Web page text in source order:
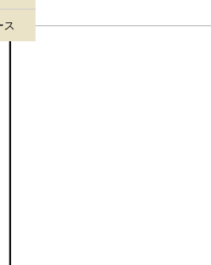
ス